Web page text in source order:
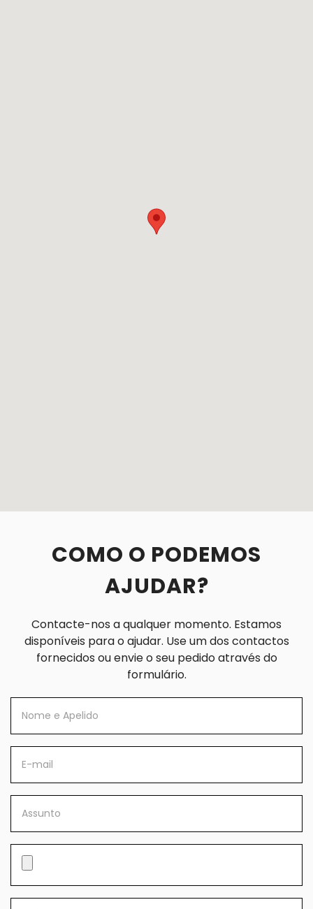
COMO O PODEMOS
AJUDAR?
Contacte-nos a qualquer momento. Estamos
disponíveis para o ajudar. Use um dos contactos
fornecidos ou envie o seu pedido através do
formulário.